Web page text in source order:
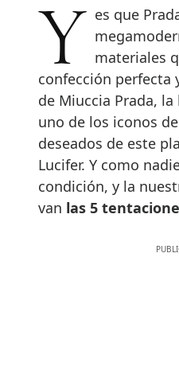
Y es que Prada es ultrachic,
materiales
confección perfecta
de Miuccia Prada,
uno de los iconos
deseados de este
Lucifer. Y como
condición, y la
van las 5